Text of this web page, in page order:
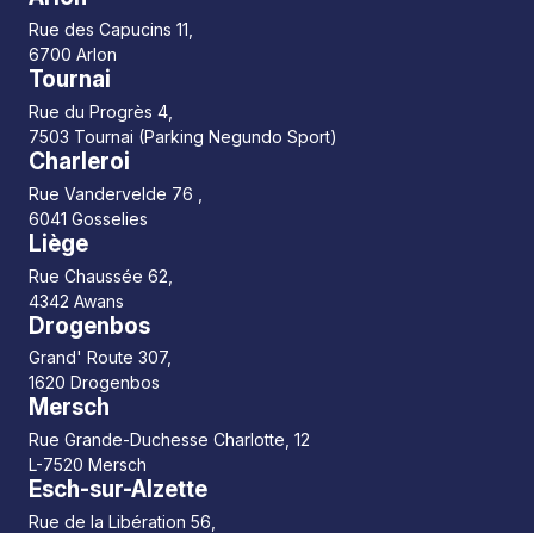
Rue des Capucins 11,
6700 Arlon
Tournai
Rue du Progrès 4,
7503 Tournai (Parking Negundo Sport)
Charleroi
Rue Vandervelde 76 ,
6041 Gosselies
Liège
Rue Chaussée 62,
4342 Awans
Drogenbos
Grand' Route 307,
1620 Drogenbos
Mersch
Rue Grande-Duchesse Charlotte, 12
L-7520 Mersch
Esch-sur-Alzette
Rue de la Libération 56,